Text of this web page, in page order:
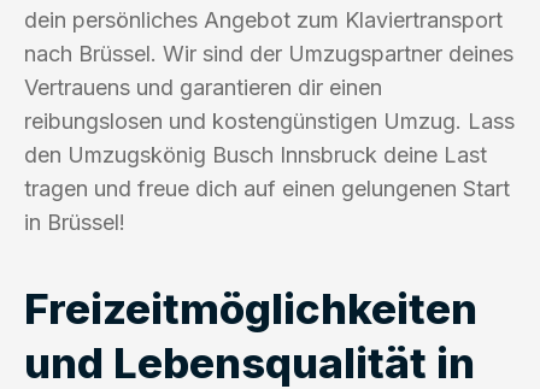
dein persönliches Angebot zum Klaviertransport
nach Brüssel. Wir sind der Umzugspartner deines
Vertrauens und garantieren dir einen
reibungslosen und kostengünstigen Umzug. Lass
den Umzugskönig Busch Innsbruck deine Last
tragen und freue dich auf einen gelungenen Start
in Brüssel!
Freizeitmöglichkeiten
und Lebensqualität in